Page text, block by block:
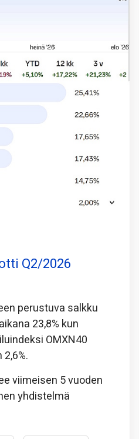
Q2/2026
perustuva salkku
23,8% kun
OMXN40
viimeisen 5 vuoden
yhdistelmä